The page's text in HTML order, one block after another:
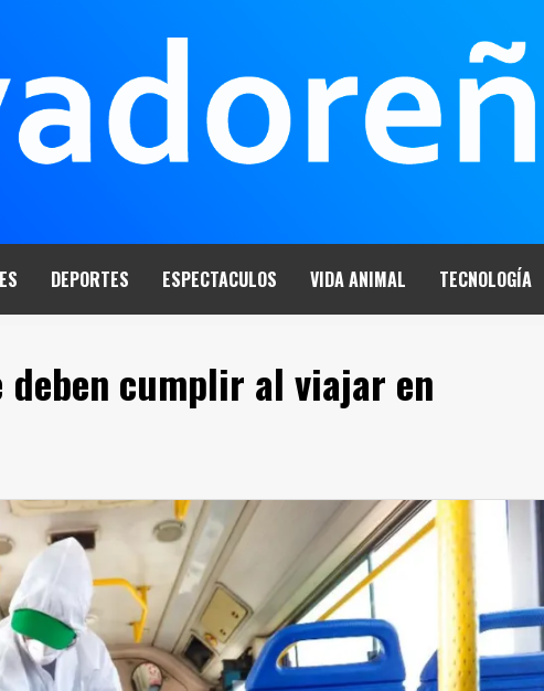
DEPORTES ESPECTACULOS VIDA ANIMAL TECNOLOGÍA
deben cumplir al viajar en